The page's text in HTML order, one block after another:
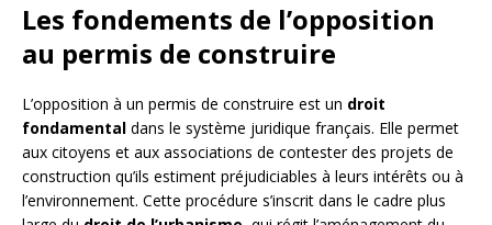
Les fondements de l’opposition
au permis de construire
L’opposition à un permis de construire est un droit
fondamental dans le système juridique français. Elle permet
aux citoyens et aux associations de contester des projets de
construction qu’ils estiment préjudiciables à leurs intérêts ou à
l’environnement. Cette procédure s’inscrit dans le cadre plus